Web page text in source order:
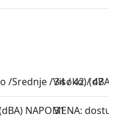
/Srednje /Visoko) (dBA)
34 / 42 / 47
NAPOMENA:
31